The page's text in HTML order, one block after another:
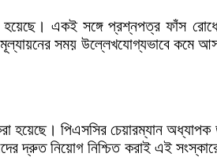
একই সঙ্গে প্রশ্নপত্র ফাঁস
সময় উল্লেখযোগ্যভাবে কমে
হয়েছে। পিএসসির চেয়ারম্যান
দ্রুত নিয়োগ নিশ্চিত করাই এই